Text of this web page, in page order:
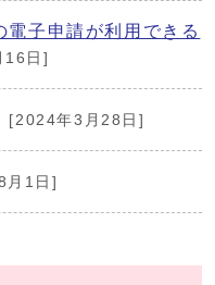
電子申請が利用できる
16日]
[2024年3月28日]
月1日]